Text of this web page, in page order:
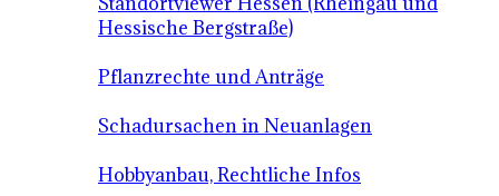
Hessische Bergstraße)
Pflanzrechte und Anträge
Schadursachen in Neuanlagen
Hobbyanbau, Rechtliche Infos